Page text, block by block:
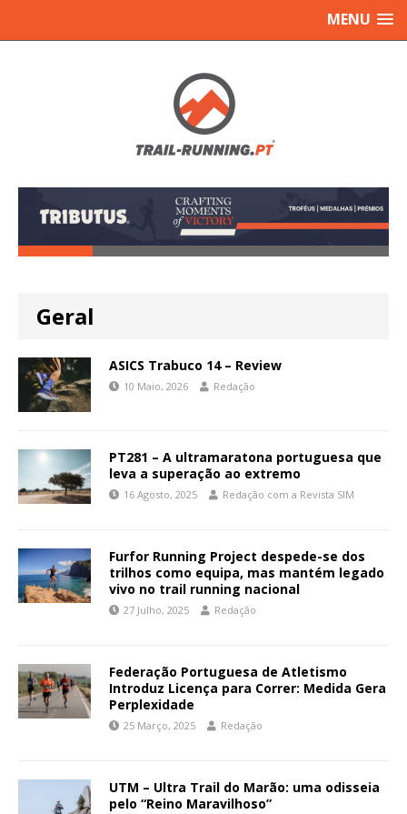
MENU
Geral
ASICS Trabuco 14 – Review
10 Maio, 2026 Redação
PT281 – A ultramaratona portuguesa que
leva a superação ao extremo
16 Agosto, 2025 Redação com a Revista SIM
Furfor Running Project despede-se dos
trilhos como equipa, mas mantém legado
vivo no trail running nacional
27 Julho, 2025 Redação
Federação Portuguesa de Atletismo
Introduz Licença para Correr: Medida Gera
Perplexidade
25 Março, 2025 Redação
UTM – Ultra Trail do Marão: uma odisseia
pelo “Reino Maravilhoso”